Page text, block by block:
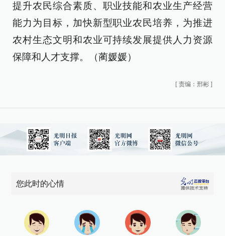
提升农民综合素质、职业技能和农业生产经营
能力为目标，加快新型职业农民培养，为推进
农村生态文明和农业可持续发展提供人力资源
保障和人才支撑。（蔺媛媛）
[ 责编：邢彬 ]
您此时的心情